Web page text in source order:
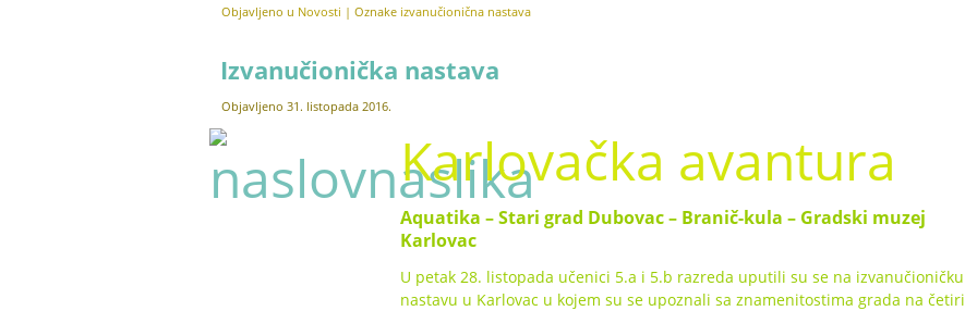
Objavljeno u Novosti | Oznake izvanučionična nastava
Izvanučionička nastava
Objavljeno 31. listopada 2016.
Karlovačka avantura
Aquatika – Stari grad Dubovac – Branič-kula – Gradski muzej
Karlovac
U petak 28. listopada učenici 5.a i 5.b razreda uputili su se na izvanučioničku
nastavu u Karlovac u kojem su se upoznali sa znamenitostima grada na četiri